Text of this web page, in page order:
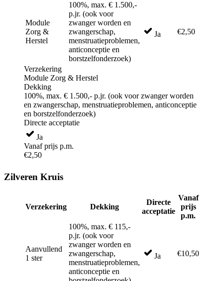
Module
Zorg &
Herstel
100%, max. € 1.500,-
p.jr. (ook voor
zwanger worden en
zwangerschap,
menstruatieproblemen,
anticonceptie en
borstzelfonderzoek)
Ja €2,50
Verzekering
Module Zorg & Herstel
Dekking
100%, max. € 1.500,- p.jr. (ook voor zwanger worden
en zwangerschap, menstruatieproblemen, anticonceptie
en borstzelfonderzoek)
Directe acceptatie
Ja
Vanaf prijs p.m.
€2,50
Zilveren Kruis
Verzekering Dekking
Directe
acceptatie
Vanaf
prijs
p.m.
Aanvullend
1 ster
100%, max. € 115,-
p.jr. (ook voor
zwanger worden en
zwangerschap,
menstruatieproblemen,
anticonceptie en
Ja €10,50